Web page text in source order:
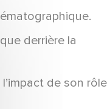
derrière la
de son rôle